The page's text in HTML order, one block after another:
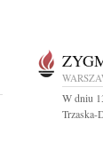
W dniu
Trzaska-